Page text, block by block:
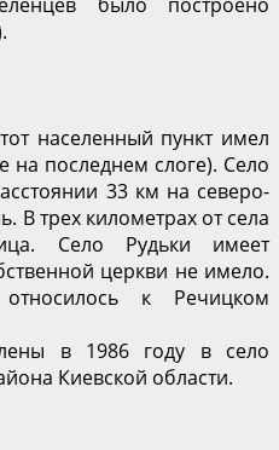
населенный пункт имел
на последнем слоге). Село
33 км на северо-
В трех километрах от села
Село Рудьки имеет
церкви не имело.
к Речицком
в 1986 году в село
Киевской области.